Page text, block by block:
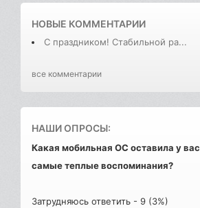
НОВЫЕ КОММЕНТАРИИ
С праздником! Стабильной ра...
все комментарии
НАШИ ОПРОСЫ:
Какая мобильная ОС оставила у вас
самые теплые воспоминания?
Затрудняюсь ответить - 9 (3%)